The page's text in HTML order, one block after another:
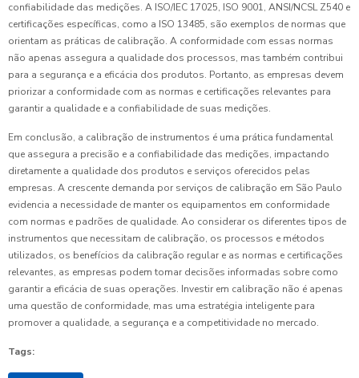
confiabilidade das medições. A ISO/IEC 17025, ISO 9001, ANSI/NCSL Z540 e
certificações específicas, como a ISO 13485, são exemplos de normas que
orientam as práticas de calibração. A conformidade com essas normas
não apenas assegura a qualidade dos processos, mas também contribui
para a segurança e a eficácia dos produtos. Portanto, as empresas devem
priorizar a conformidade com as normas e certificações relevantes para
garantir a qualidade e a confiabilidade de suas medições.
Em conclusão, a calibração de instrumentos é uma prática fundamental
que assegura a precisão e a confiabilidade das medições, impactando
diretamente a qualidade dos produtos e serviços oferecidos pelas
empresas. A crescente demanda por serviços de calibração em São Paulo
evidencia a necessidade de manter os equipamentos em conformidade
com normas e padrões de qualidade. Ao considerar os diferentes tipos de
instrumentos que necessitam de calibração, os processos e métodos
utilizados, os benefícios da calibração regular e as normas e certificações
relevantes, as empresas podem tomar decisões informadas sobre como
garantir a eficácia de suas operações. Investir em calibração não é apenas
uma questão de conformidade, mas uma estratégia inteligente para
promover a qualidade, a segurança e a competitividade no mercado.
Tags: